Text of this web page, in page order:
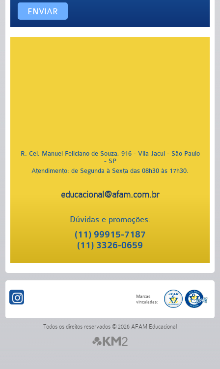
ENVIAR
R. Cel. Manuel Feliciano de Souza, 916 - Vila Jacui - São Paulo
- SP
Atendimento: de Segunda à Sexta das 08h30 às 17h30.
educacional@afam.com.br
Dúvidas e promoções:
(11) 99915-7187
(11) 3326-0659
Todos os direitos reservados © 2026 AFAM Educacional